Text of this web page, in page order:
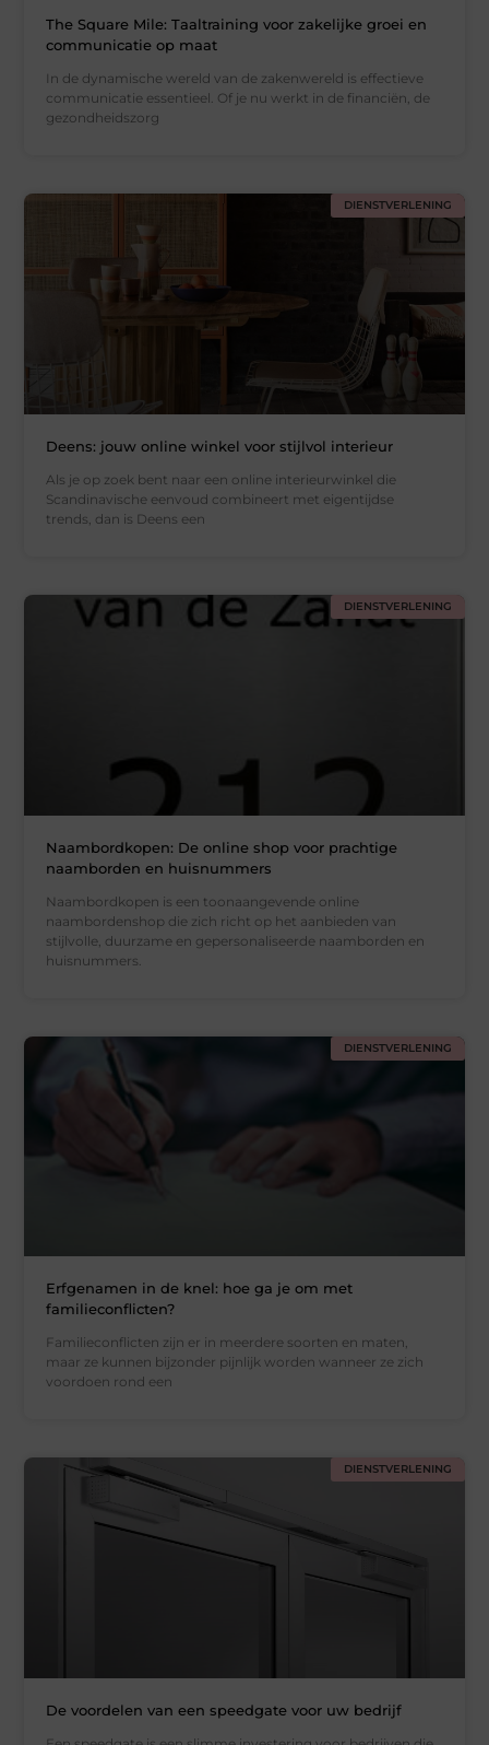
The Square Mile: Taaltraining voor zakelijke groei en
communicatie op maat
In de dynamische wereld van de zakenwereld is effectieve
communicatie essentieel. Of je nu werkt in de financiën, de
gezondheidszorg
DIENSTVERLENING
Deens: jouw online winkel voor stijlvol interieur
Als je op zoek bent naar een online interieurwinkel die
Scandinavische eenvoud combineert met eigentijdse
trends, dan is Deens een
DIENSTVERLENING
Naambordkopen: De online shop voor prachtige
naamborden en huisnummers
Naambordkopen is een toonaangevende online
naambordenshop die zich richt op het aanbieden van
stijlvolle, duurzame en gepersonaliseerde naamborden en
huisnummers.
DIENSTVERLENING
Erfgenamen in de knel: hoe ga je om met
familieconflicten?
Familieconflicten zijn er in meerdere soorten en maten,
maar ze kunnen bijzonder pijnlijk worden wanneer ze zich
voordoen rond een
DIENSTVERLENING
De voordelen van een speedgate voor uw bedrijf